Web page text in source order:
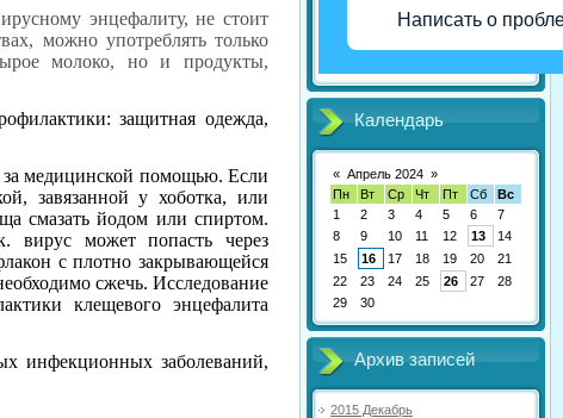
энцефалиту, не стоит
можно употреблять только
молоко, но и продукты,
защитная одежда,
за медицинской помощью. Если
завязанной у хоботка, или
смазать йодом или спиртом.
вирус может попасть через
с плотно закрывающейся
сжечь. Исследование
клещевого энцефалита
инфекционных заболеваний,
Написать о
Календарь
« Апрель 2024 »
Пн
Вт Ср Чт Пт Сб
Вс
1
2 3 4 5 6
7
8
9 10 11 12 13
14
15
16 17 18 19 20
21
22
23 24 25 26 27
28
29
30
Архив записей
2015 Декабрь